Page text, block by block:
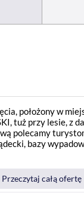
położony w
tuż przy lesie, z
polecamy
bazy
Przeczytaj całą ofertę